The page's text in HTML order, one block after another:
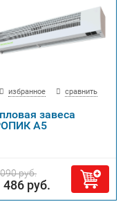
избранное сравнить
завеса
А5
руб.
486 руб.